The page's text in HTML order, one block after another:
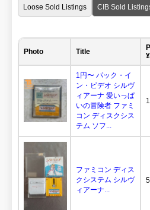
Loose Sold Listings CIB Sold
Photo Title
¥
1円〜 パック・イ
ン・ビデオ シルヴ
ィアーナ 愛いっぱ
いの冒険者 ファミ
コン ディスクシス
テム ソフ...
ファミコン ディス
クシステム シルヴ
ィアーナ...